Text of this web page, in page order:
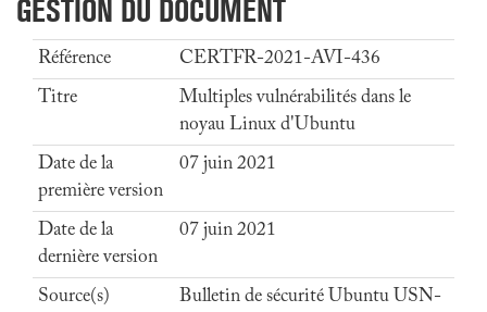
GESTION DU DOCUMENT
Référence
CERTFR-2021-AVI-436
Titre
Multiples vulnérabilités dans le
noyau Linux d'Ubuntu
Date de la
première version
07 juin 2021
Date de la
dernière version
07 juin 2021
Source(s)
Bulletin de sécurité Ubuntu USN-